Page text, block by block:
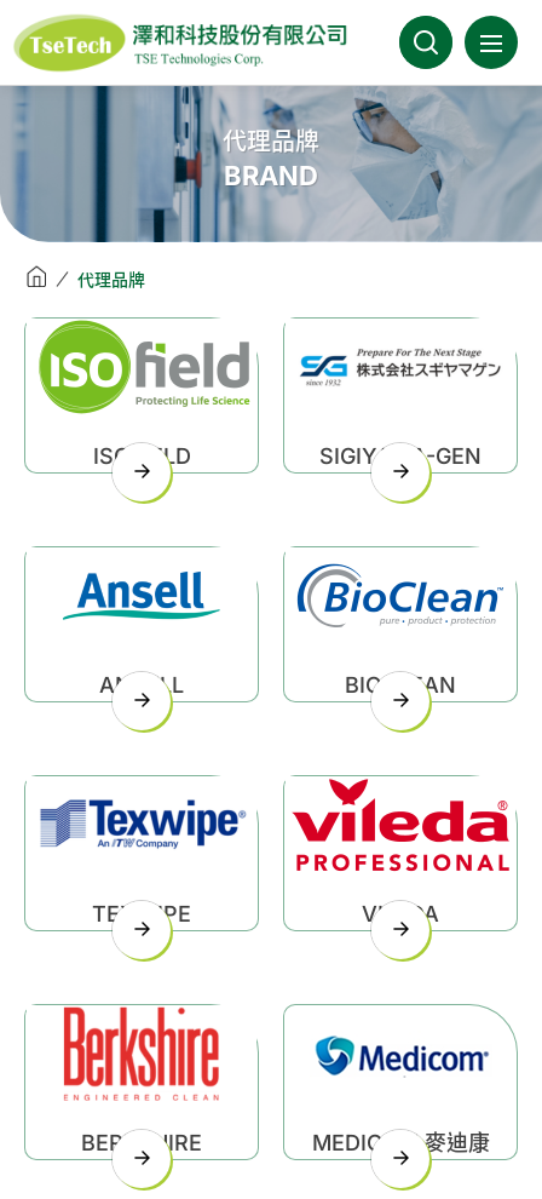
澤和科技有限公司
關於澤和
最新消息
產業分類
代理品牌
型錄下載
諮詢清單
繁體中文
代理品牌
BRAND
代理品牌
ISOFIELD SIGIYAMA-GEN
ANSELL BIOCLEAN
TEXWIPE VILEDA
BERKSHIRE MEDICOM 麥迪康